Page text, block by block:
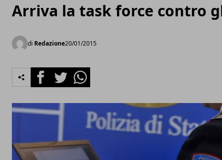
Arriva la task force contro
di Redazione20/01/2015
FacebookTwitterWhatsapp